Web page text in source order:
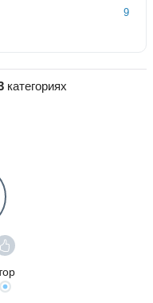
9
категориях